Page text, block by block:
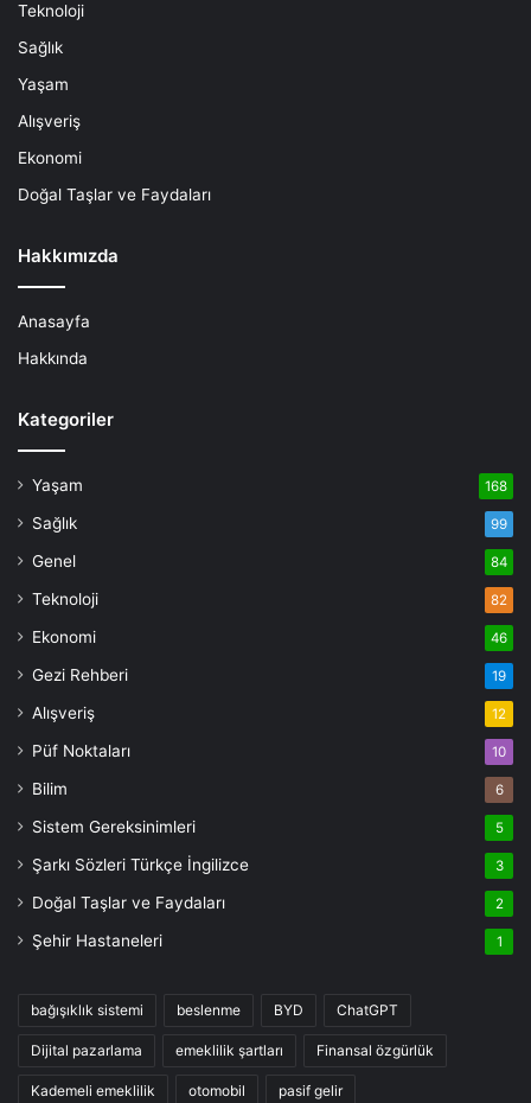
Teknoloji
Sağlık
Yaşam
Alışveriş
Ekonomi
Doğal Taşlar ve Faydaları
Hakkımızda
Anasayfa
Hakkında
Kategoriler
Yaşam 168
Sağlık 99
Genel 84
Teknoloji 82
Ekonomi 46
Gezi Rehberi 19
Alışveriş 12
Püf Noktaları 10
Bilim 6
Sistem Gereksinimleri 5
Şarkı Sözleri Türkçe İngilizce 3
Doğal Taşlar ve Faydaları 2
Şehir Hastaneleri 1
bağışıklık sistemi beslenme BYD ChatGPT
Dijital pazarlama emeklilik şartları Finansal özgürlük
Kademeli emeklilik otomobil pasif gelir